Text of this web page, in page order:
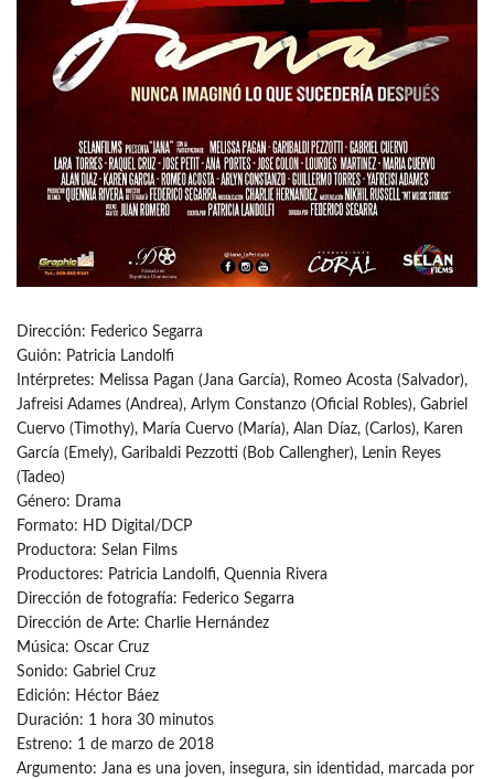
Dirección: Federico Segarra
Guión: Patricia Landolfi
Intérpretes: Melissa Pagan (Jana García), Romeo Acosta (Salvador),
Jafreisi Adames (Andrea), Arlym Constanzo (Oficial Robles), Gabriel
Cuervo (Timothy), María Cuervo (María), Alan Díaz, (Carlos), Karen
García (Emely), Garibaldi Pezzotti (Bob Callengher), Lenin Reyes
(Tadeo)
Género: Drama
Formato: HD Digital/DCP
Productora: Selan Films
Productores: Patricia Landolfi, Quennia Rivera
Dirección de fotografía: Federico Segarra
Dirección de Arte: Charlie Hernández
Música: Oscar Cruz
Sonido: Gabriel Cruz
Edición: Héctor Báez
Duración: 1 hora 30 minutos
Estreno: 1 de marzo de 2018
Argumento: Jana es una joven, insegura, sin identidad, marcada por